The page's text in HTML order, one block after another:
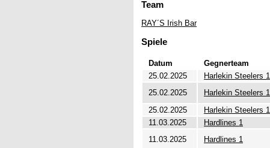
Team
RAY´S Irish Bar
Spiele
Datum Gegnerteam
25.02.2025
Harlekin Steelers 1
25.02.2025
Harlekin Steelers 1
25.02.2025
Harlekin Steelers 1
11.03.2025
Hardlines 1
11.03.2025
Hardlines 1